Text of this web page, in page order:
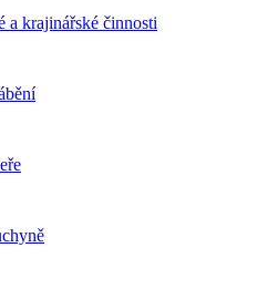
a krajinářské činnosti